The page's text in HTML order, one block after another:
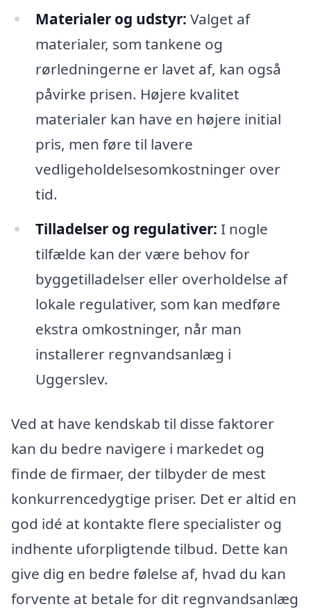
Materialer og udstyr: Valget af
materialer, som tankene og
rørledningerne er lavet af, kan også
påvirke prisen. Højere kvalitet
materialer kan have en højere initial
pris, men føre til lavere
vedligeholdelsesomkostninger over
tid.
Tilladelser og regulativer: I nogle
tilfælde kan der være behov for
byggetilladelser eller overholdelse af
lokale regulativer, som kan medføre
ekstra omkostninger, når man
installerer regnvandsanlæg i
Uggerslev.
Ved at have kendskab til disse faktorer
kan du bedre navigere i markedet og
finde de firmaer, der tilbyder de mest
konkurrencedygtige priser. Det er altid en
god idé at kontakte flere specialister og
indhente uforpligtende tilbud. Dette kan
give dig en bedre følelse af, hvad du kan
forvente at betale for dit regnvandsanlæg